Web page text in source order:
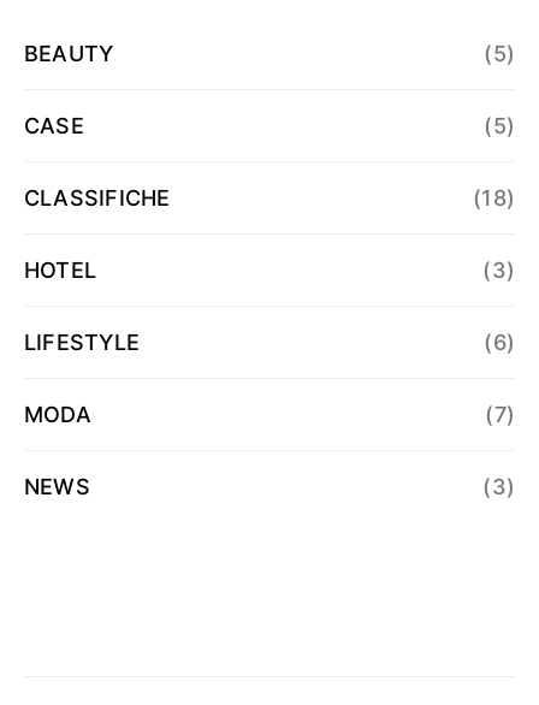
BEAUTY (5)
CASE (5)
CLASSIFICHE (18)
HOTEL (3)
LIFESTYLE (6)
MODA (7)
NEWS (3)